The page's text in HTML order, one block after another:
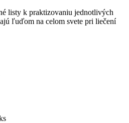
listy k praktizovaniu jednotlivých
ľuďom na celom svete pri liečení